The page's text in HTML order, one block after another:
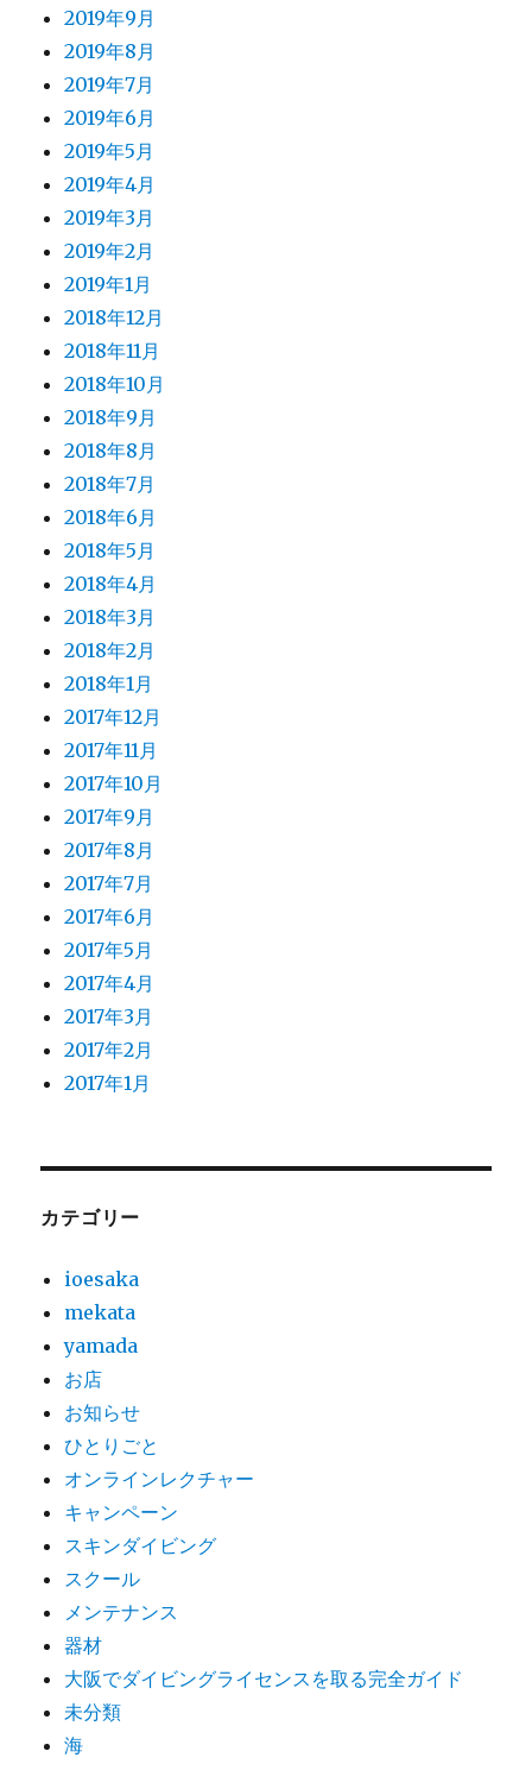
2019年9月
2019年8月
2019年7月
2019年6月
2019年5月
2019年4月
2019年3月
2019年2月
2019年1月
2018年12月
2018年11月
2018年10月
2018年9月
2018年8月
2018年7月
2018年6月
2018年5月
2018年4月
2018年3月
2018年2月
2018年1月
2017年12月
2017年11月
2017年10月
2017年9月
2017年8月
2017年7月
2017年6月
2017年5月
2017年4月
2017年3月
2017年2月
2017年1月
カテゴリー
ioesaka
mekata
yamada
お店
お知らせ
ひとりごと
オンラインレクチャー
キャンペーン
スキンダイビング
スクール
メンテナンス
器材
大阪でダイビングライセンスを取る完全ガイド
未分類
海